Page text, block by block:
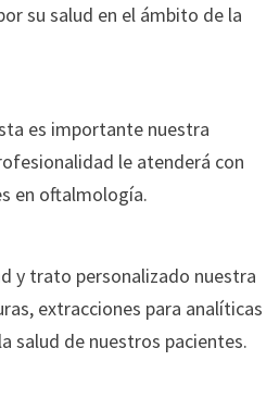
su salud en el ámbito de la
es importante nuestra
le atenderá con
en oftalmología.
y trato personalizado nuestra
extracciones para analíticas
salud de nuestros pacientes.